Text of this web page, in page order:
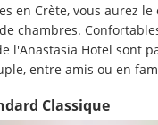
en Crète, vous aurez
chambres.
l'Anastasia Hotel sont
entre amis ou en
Classique